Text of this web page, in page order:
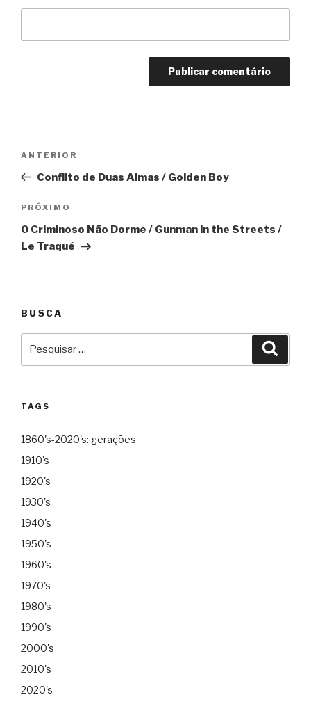
Post
Anterior
ANTERIOR
Conflito de Duas Almas / Golden Boy
Próximo
PRÓXIMO
O Criminoso Não Dorme / Gunman in the Streets /
Le Traqué
BUSCA
TAGS
1860's-2020's: gerações
1910's
1920's
1930's
1940's
1950's
1960's
1970's
1980's
1990's
2000's
2010's
2020's